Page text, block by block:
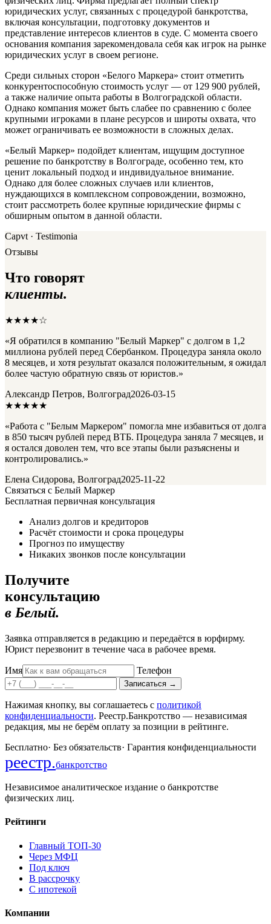
юридических услуг, связанных с процедурой банкротства,
включая консультации, подготовку документов и
представление интересов клиентов в суде. С момента своего
основания компания зарекомендовала себя как игрок на рынке
юридических услуг в своем регионе.
Среди сильных сторон «Белого Маркера» стоит отметить
конкурентоспособную стоимость услуг — от 129 900 рублей,
а также наличие опыта работы в Волгоградской области.
Однако компания может быть слабее по сравнению с более
крупными игроками в плане ресурсов и широты охвата, что
может ограничивать ее возможности в сложных делах.
«Белый Маркер» подойдет клиентам, ищущим доступное
решение по банкротству в Волгограде, особенно тем, кто
ценит локальный подход и индивидуальное внимание.
Однако для более сложных случаев или клиентов,
нуждающихся в комплексном сопровождении, возможно,
стоит рассмотреть более крупные юридические фирмы с
обширным опытом в данной области.
Capvt · Testimonia
Отзывы
Что говорят
клиенты.
★★★★☆
«Я обратился в компанию "Белый Маркер" с долгом в 1,2
миллиона рублей перед Сбербанком. Процедура заняла около
8 месяцев, и хотя результат оказался положительным, я ожидал
более частую обратную связь от юристов.»
Александр Петров, Волгоград2026-03-15
★★★★★
«Работа с "Белым Маркером" помогла мне избавиться от долга
в 850 тысяч рублей перед ВТБ. Процедура заняла 7 месяцев, и
я остался доволен тем, что все этапы были разъяснены и
контролировались.»
Елена Сидорова, Волгоград2025-11-22
Связаться с Белый Маркер
Бесплатная первичная консультация
Анализ долгов и кредиторов
Расчёт стоимости и срока процедуры
Прогноз по имуществу
Никаких звонков после консультации
Получите
консультацию
в Белый.
Заявка отправляется в редакцию и передаётся в юрфирму.
Юрист перезвонит в течение часа в рабочее время.
Имя Телефон
Записаться →
Нажимая кнопку, вы соглашаетесь с политикой
конфиденциальности. Реестр.Банкротство — независимая
редакция, мы не берём оплату за позиции в рейтинге.
Бесплатно· Без обязательств· Гарантия конфиденциальности
реестр.банкротство
Независимое аналитическое издание о банкротстве
физических лиц.
Рейтинги
Главный ТОП-30
Через МФЦ
Под ключ
В рассрочку
С ипотекой
Компании